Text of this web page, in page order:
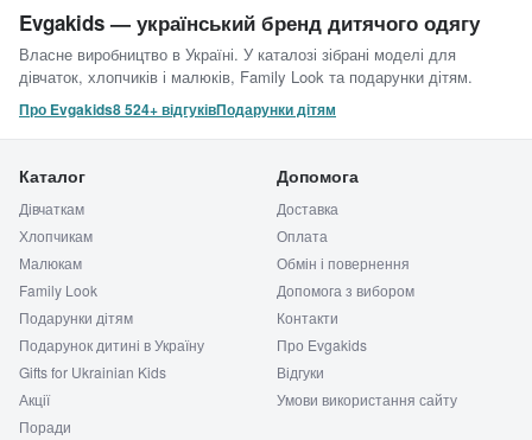
Evgakids — український бренд дитячого одягу
Власне виробництво в Україні. У каталозі зібрані моделі для
дівчаток, хлопчиків і малюків, Family Look та подарунки дітям.
Про Evgakids8 524+ відгуківПодарунки дітям
Каталог
Дівчаткам
Хлопчикам
Малюкам
Family Look
Подарунки дітям
Подарунок дитині в Україну
Gifts for Ukrainian Kids
Акції
Поради
Допомога
Доставка
Оплата
Обмін і повернення
Допомога з вибором
Контакти
Про Evgakids
Відгуки
Умови використання сайту